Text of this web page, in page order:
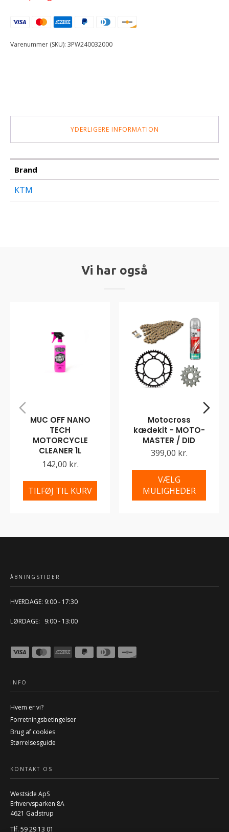
Varenummer (SKU): 3PW240032000
YDERLIGERE INFORMATION
Brand
KTM
Vi har også
MUC OFF NANO
TECH
MOTORCYCLE
CLEANER 1L
142,00 kr.
TILFØJ TIL KURV
Motocross
kædekit - MOTO-
MASTER / DID
399,00 kr.
VÆLG
MULIGHEDER
ÅBNINGSTIDER
HVERDAGE: 9:00 - 17:30
LØRDAGE: 9:00 - 13:00
INFO
Hvem er vi?
Forretningsbetingelser
Brug af cookies
Størrelsesguide
KONTAKT OS
Westside ApS
Erhvervsparken 8A
4621 Gadstrup
Tlf. 59 29 13 01